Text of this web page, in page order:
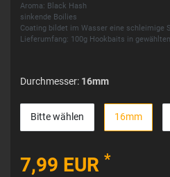
Aroma: Black Hash
sinkende Boilies
Coating bildet im Wasser eine schleimige
Lieferumfang: 100g Hookbaits in
Durchmesser: 16mm
Bitte wählen 16mm
7,99 EUR *